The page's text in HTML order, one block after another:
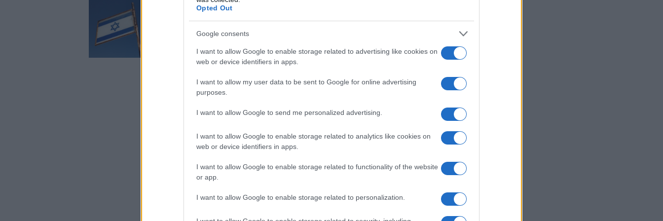
Opted Out
Google consents
I want to allow Google to enable storage related to advertising like cookies on
web or device identifiers in apps.
I want to allow my user data to be sent to Google for online advertising
purposes.
I want to allow Google to send me personalized advertising.
I want to allow Google to enable storage related to analytics like cookies on
web or device identifiers in apps.
I want to allow Google to enable storage related to functionality of the website
or app.
I want to allow Google to enable storage related to personalization.
Ισραήλ–Λίβανος: Νέος γύρος
συνομιλιών στη Ρώμη, με
επίκεντρο Χεζμπολάχ και
ισραηλινή αποχώρηση
Οι Ηνωμένες Πολιτείες
τις 6 Αυγούστου θα
κύκλος τεχνικών συνομιλιών
μεταξύ αντιπροσωπειών του
πλαίσιο της αμερικανικής
της συμφωνίας-πλαισίου που